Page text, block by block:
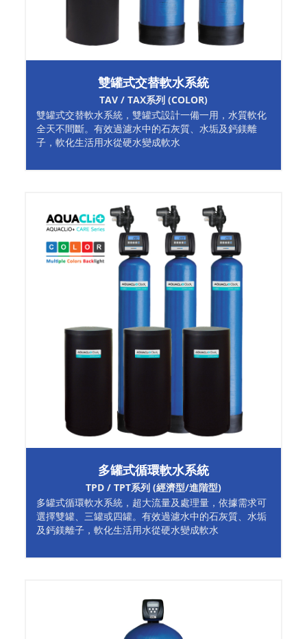
雙罐式交替軟水系統
TAV / TAX系列 (COLOR)
雙罐式交替軟水系統，雙罐式設計一備一用，水質軟化
全天不間斷。有效過濾水中的石灰質、水垢及鈣鎂離
子，軟化生活用水從硬水變成軟水
多罐式循環軟水系統
TPD / TPT系列 (經濟型/進階型)
多罐式循環軟水系統，超大流量及處理量，依據需求可
選擇雙罐、三罐或四罐。有效過濾水中的石灰質、水垢
及鈣鎂離子，軟化生活用水從硬水變成軟水